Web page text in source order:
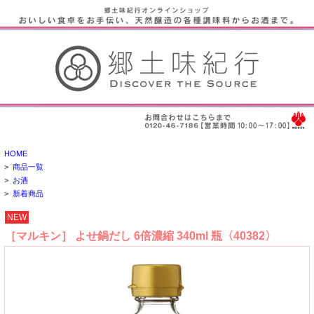
HOME
> 商品一覧
> お酒
> 新着商品
NEW
［マルキン］ よせ鍋だし 6倍濃縮 340ml 瓶〈40382〉